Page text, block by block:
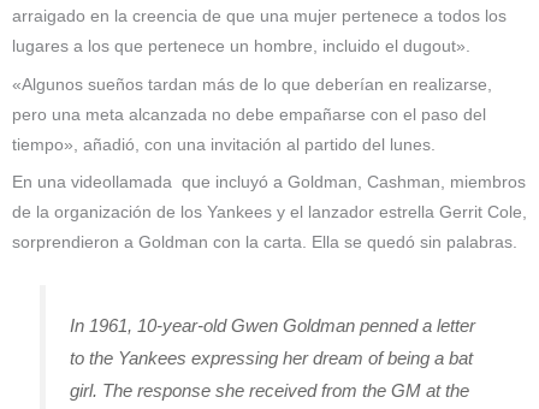
arraigado en la creencia de que una mujer pertenece a todos los
lugares a los que pertenece un hombre, incluido el dugout».
«Algunos sueños tardan más de lo que deberían en realizarse,
pero una meta alcanzada no debe empañarse con el paso del
tiempo», añadió, con una invitación al partido del lunes.
En una videollamada que incluyó a Goldman, Cashman, miembros
de la organización de los Yankees y el lanzador estrella Gerrit Cole,
sorprendieron a Goldman con la carta. Ella se quedó sin palabras.
In 1961, 10-year-old Gwen Goldman penned a letter
to the Yankees expressing her dream of being a bat
girl. The response she received from the GM at the